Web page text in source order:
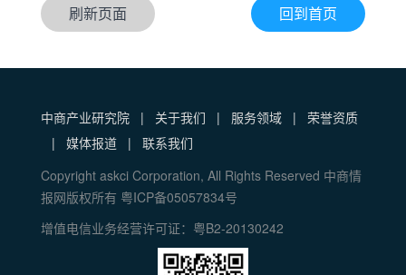
刷新页面 回到首页
中商产业研究院 | 关于我们 | 服务领域 |
荣誉资质
|
媒体报道 |
联系我们
Copyright askci Corporation, All Rights Reserved 中商情
报网版权所有 粤ICP备05057834号
增值电信业务经营许可证：粤B2-20130242